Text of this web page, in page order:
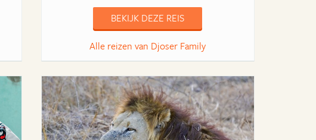
BEKIJK DEZE REIS
Alle reizen van Djoser Family